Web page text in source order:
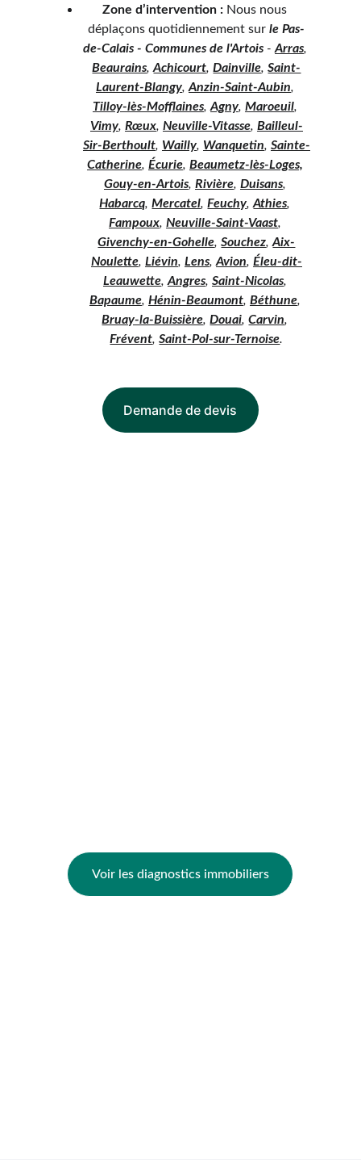
Zone d’intervention : Nous nous
déplaçons quotidiennement sur le Pas-
de-Calais - Communes de l'Artois - Arras,
Beaurains, Achicourt, Dainville, Saint-
Laurent-Blangy, Anzin-Saint-Aubin,
Tilloy-lès-Mofflaines, Agny, Maroeuil,
Vimy, Rœux, Neuville-Vitasse, Bailleul-
Sir-Berthoult, Wailly, Wanquetin, Sainte-
Catherine, Écurie, Beaumetz-lès-Loges,
Gouy-en-Artois, Rivière, Duisans,
Habarcq, Mercatel, Feuchy, Athies,
Fampoux, Neuville-Saint-Vaast,
Givenchy-en-Gohelle, Souchez, Aix-
Noulette, Liévin, Lens, Avion, Éleu-dit-
Leauwette, Angres, Saint-Nicolas,
Bapaume, Hénin-Beaumont, Béthune,
Bruay-la-Buissière, Douai, Carvin,
Frévent, Saint-Pol-sur-Ternoise.
Demande de devis
Voir les diagnostics immobiliers